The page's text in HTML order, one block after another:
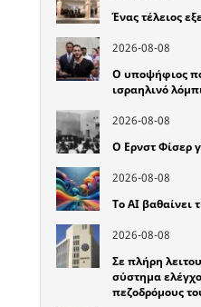
Ένας τέλειος
2026-08-08
Ο υποψήφιος
ισραηλινό
2026-08-08
Ο Ερνστ Φίσερ
2026-08-08
Το ΑΙ βαθαίνει
2026-08-08
Σε πλήρη
σύστημα
πεζοδρόμους